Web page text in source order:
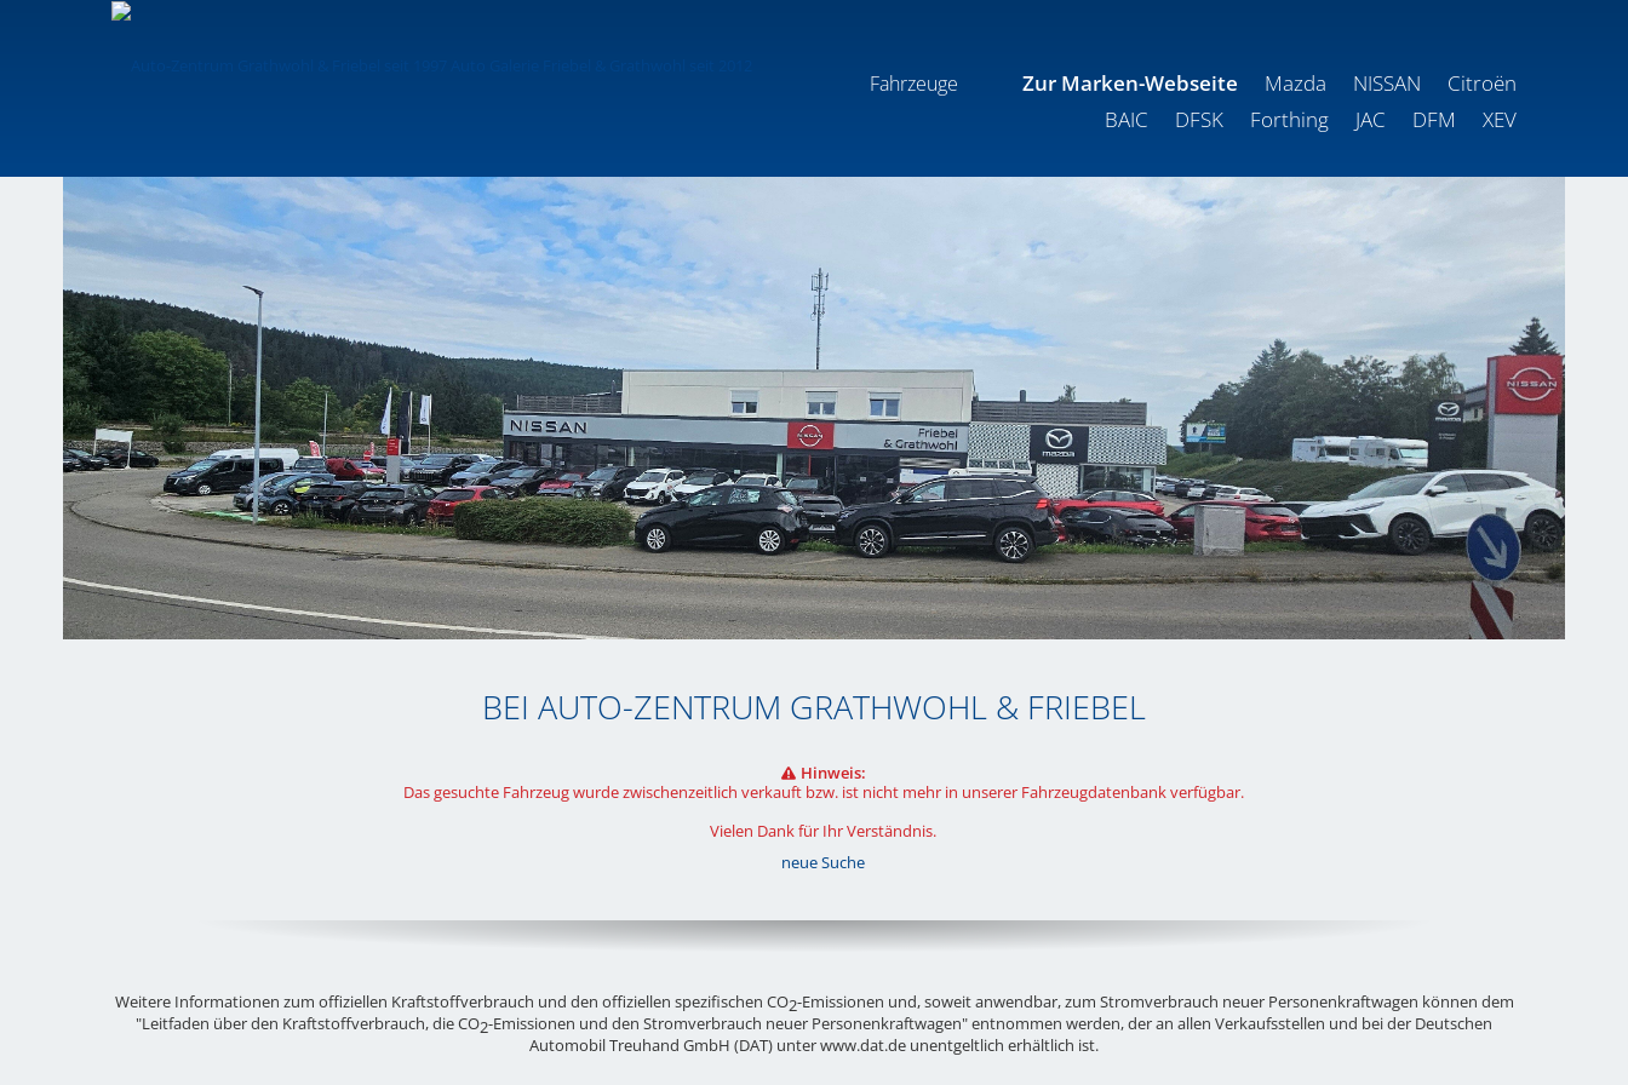
Fahrzeuge Zur Marken-Webseite Mazda NISSAN
Citroën
BAIC
DFSK Forthing JAC DFM XEV
BEI AUTO-ZENTRUM GRATHWOHL & FRIEBEL
Hinweis:
Das gesuchte Fahrzeug wurde zwischenzeitlich verkauft bzw. ist nicht mehr in unserer Fahrzeugdatenbank verfügbar.
Vielen Dank für Ihr Verständnis.
neue Suche
Weitere Informationen zum offiziellen Kraftstoffverbrauch und den offiziellen spezifischen CO2-Emissionen und, soweit anwendbar, zum Stromverbrauch neuer Personenkraftwagen können dem
"Leitfaden über den Kraftstoffverbrauch, die CO2-Emissionen und den Stromverbrauch neuer Personenkraftwagen" entnommen werden, der an allen Verkaufsstellen und bei der Deutschen
Automobil Treuhand GmbH (DAT) unterwww.dat.de unentgeltlich erhältlich ist.